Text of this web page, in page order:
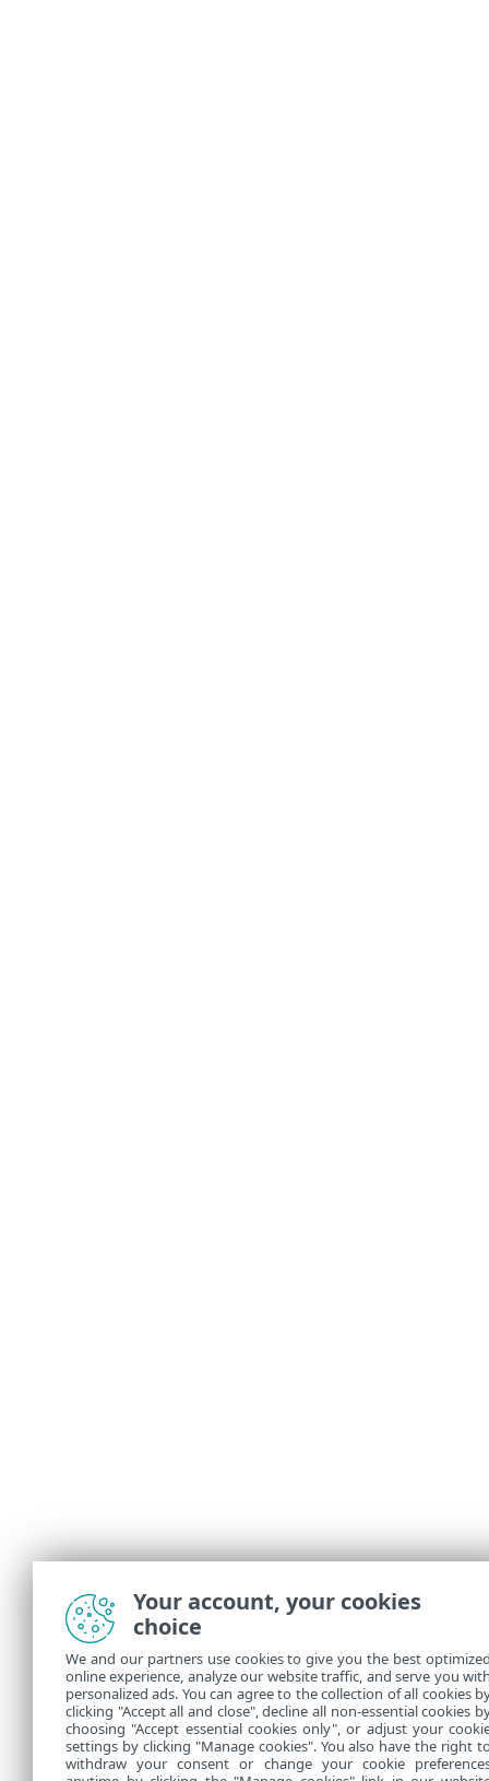
Your account, your cookies
choice
We and our partners use cookies to give you the best
online experience, analyze our website traffic, and serve you
personalized ads. You can agree to the collection of all cookies
clicking "Accept all and close", decline all non-essential cookies
choosing "Accept essential cookies only", or adjust your
settings by clicking "Manage cookies". You also have the right
withdraw your consent or change your cookie